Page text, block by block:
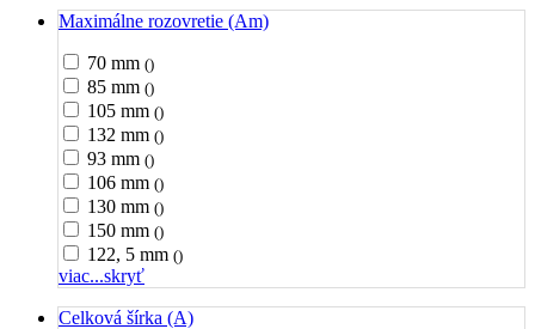
Maximálne rozovretie (Am)
70 mm ()
85 mm ()
105 mm ()
132 mm ()
93 mm ()
106 mm ()
130 mm ()
150 mm ()
122, 5 mm ()
viac...skryť
Celková šírka (A)